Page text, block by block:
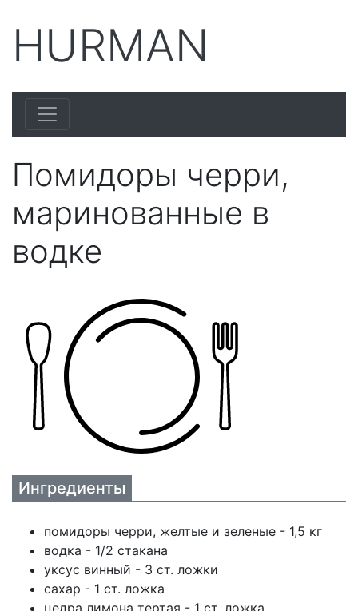
HURMAN
Помидоры черри,
маринованные в
водке
Ингредиенты
помидоры черри, желтые и зеленые - 1,5 кг
водка - 1/2 стакана
уксус винный - 3 ст. ложки
сахар - 1 ст. ложка
цедра лимона тертая - 1 ст. ложка